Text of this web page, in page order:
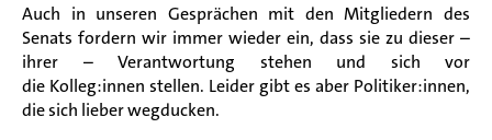
Auch in unseren Gesprächen mit den Mitgliedern des
Senats fordern wir immer wieder ein, dass sie zu dieser –
ihrer – Verantwortung stehen und sich vor
die Kolleg:innen stellen. Leider gibt es aber Politiker:innen,
die sich lieber wegducken.